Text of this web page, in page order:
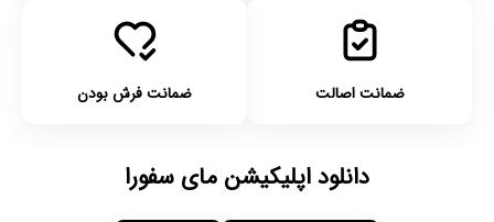
ضمانت اصالت ضمانت فرش بودن
دانلود اپلیکیشن مای سفورا